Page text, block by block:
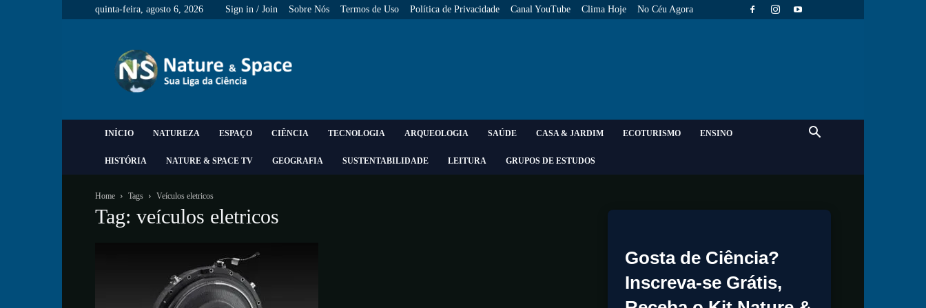
quinta-feira, agosto 6, 2026 Sign in / Join Sobre Nós Termos de Uso Política de Privacidade Canal YouTube Clima Hoje No Céu Agora
&
Space
INÍCIO NATUREZA ESPAÇO CIÊNCIA TECNOLOGIA ARQUEOLOGIA SAÚDE CASA & JARDIM ECOTURISMO ENSINO
HISTÓRIA NATURE & SPACE TV GEOGRAFIA SUSTENTABILIDADE LEITURA GRUPOS DE ESTUDOS
Home Tags Veículos eletricos
Tag: veículos eletricos
Gosta de Ciência?
Inscreva-se Grátis,